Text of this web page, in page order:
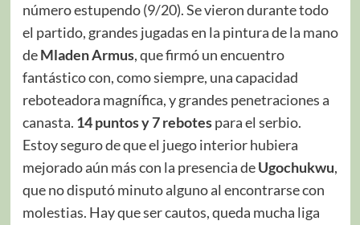
número estupendo (9/20). Se vieron durante todo
el partido, grandes jugadas en la pintura de la mano
deMladen Armus, que firmó un encuentro
fantástico con, como siempre, una capacidad
reboteadora magnífica, y grandes penetraciones a
canasta. 14 puntos y 7 rebotespara el serbio.
Estoy seguro de que el juego interior hubiera
mejorado aún más con la presencia deUgochukwu,
que no disputó minuto alguno al encontrarse con
molestias. Hay que ser cautos, queda mucha liga